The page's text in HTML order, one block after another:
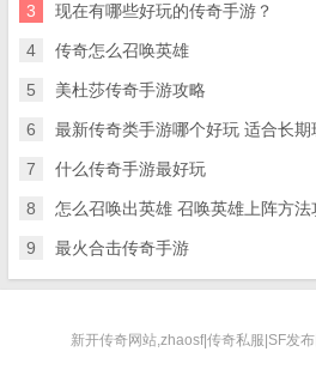
3 现在有哪些好玩的传奇手游？
4 传奇怎么召唤英雄
5 美杜莎传奇手游攻略
6 最新传奇类手游哪个好玩 适合长期
7 什么传奇手游最好玩
8 怎么召唤出英雄 召唤英雄上阵方法
9 最火合击传奇手游
新开传奇网站,zhaosf|传奇私服|SF发